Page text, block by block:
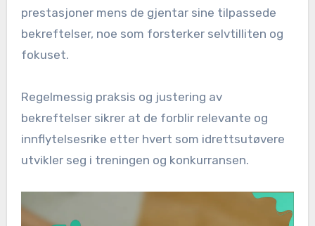
prestasjoner mens de gjentar sine tilpassede
bekreftelser, noe som forsterker selvtilliten og
fokuset.
Regelmessig praksis og justering av
bekreftelser sikrer at de forblir relevante og
innflytelsesrike etter hvert som idrettsutøvere
utvikler seg i treningen og konkurransen.